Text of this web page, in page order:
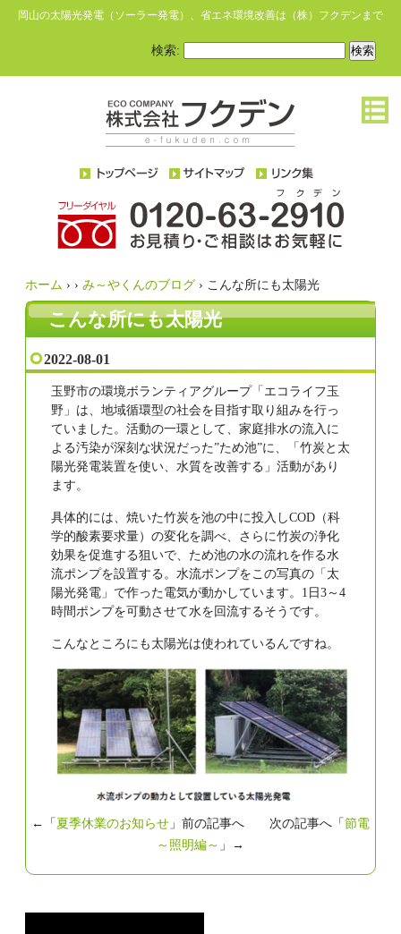
岡山の太陽光発電（ソーラー発電）、省エネ環境改善は（株）フクデンまで
検索:
ホーム › › み～やくんのブログ › こんな所にも太陽光
こんな所にも太陽光
2022-08-01
玉野市の環境ボランティアグループ「エコライフ玉
野」は、地域循環型の社会を目指す取り組みを行っ
ていました。活動の一環として、家庭排水の流入に
よる汚染が深刻な状況だった”ため池”に、「竹炭と太
陽光発電装置を使い、水質を改善する」活動があり
ます。
具体的には、焼いた竹炭を池の中に投入しCOD（科
学的酸素要求量）の変化を調べ、さらに竹炭の浄化
効果を促進する狙いで、ため池の水の流れを作る水
流ポンプを設置する。水流ポンプをこの写真の「太
陽光発電」で作った電気が動かしています。1日3～4
時間ポンプを可動させて水を回流するそうです。
こんなところにも太陽光は使われているんですね。
←「 夏季休業のお知らせ 」前の記事へ 次の記事へ「 節電
～照明編～ 」→